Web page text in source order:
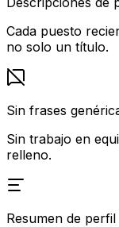
Cada puesto
no solo un título.
Sin frases
Sin trabajo en
relleno.
Resumen de perfil